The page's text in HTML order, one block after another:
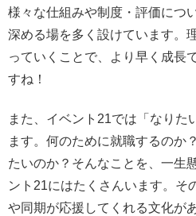
様々な仕組みや制度・評価につ
深める場を多く設けています。
っていくことで、より早く成長
すね！
また、イベント21では「なりた
ます。何のために就職するのか
たいのか？そんなことを、一生
ント21にはたくさんいます。そ
や同期が応援してくれる文化が